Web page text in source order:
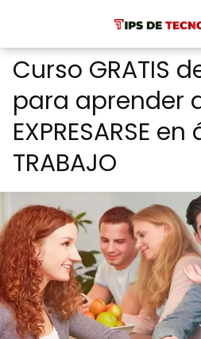
Curso GRATIS
para aprender
EXPRESARSE
TRABAJO